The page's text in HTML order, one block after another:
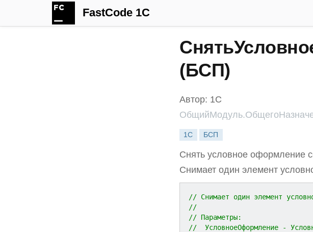
FastCode 1C
(БСП)
Автор: 1С
1С БСП
Снять условное оформление
Снимает один элемент
// Снимает один элемент
//
// Параметры:
//  УсловноеОформление -